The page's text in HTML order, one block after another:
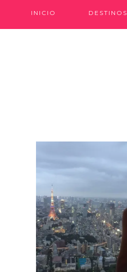
INICIO DESTINOS